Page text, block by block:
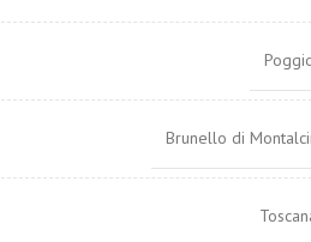
Brunello di